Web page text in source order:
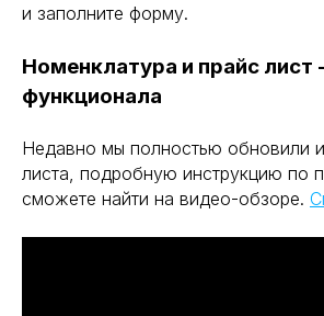
и заполните форму.
Номенклатура и прайс лист
функционала
Недавно мы полностью обновили
листа, подробную инструкцию по
сможете найти на видео-обзоре.